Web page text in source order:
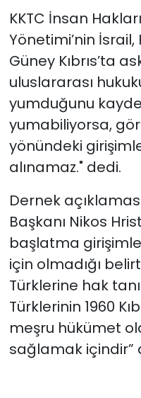
KKTC İnsan
Yönetimi’nin İsrail,
Güney Kıbrıs’ta
uluslararası
yumduğunu
yumabiliyorsa,
yönündeki
alınamaz." dedi.
Dernek
Başkanı Nikos
başlatma
için olmadığı
Türklerine hak
Türklerinin 1960
meşru hükümet
sağlamak içindir”
SAĞLIK
Spor
Teknoloji
TÜRKiYE
Video Galeri
YAŞAM
Yazarlar